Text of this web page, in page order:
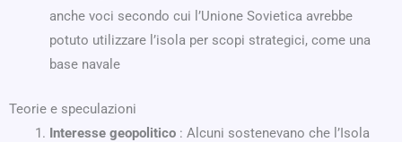
anche voci secondo cui l’Unione Sovietica avrebbe
potuto utilizzare l’isola per scopi strategici, come una
base navale
Teorie e speculazioni
Interesse geopolitico : Alcuni sostenevano che l’Isola